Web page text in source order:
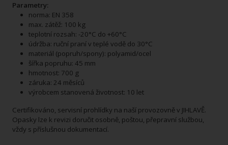
Parametry:
norma: EN 358
max. zátěž: 100 kg
teplotní rozsah: -20°C do +60°C
údržba: ruční praní v teplé vodě do 30°C
materiál (popruh/spony): polyamid/ocel
šířka popruhu: 45 mm
hmotnost: 700 g
záruka: 24 měsíců
výrobcem stanovená životnost: 10 let
Certifikováno, servisní prohlídky na naší provozovně v JIHLAVĚ.
Opasky lze k revizi doručit osobně, poštou, přepravní službou,
vždy s příslušnou dokumentací.